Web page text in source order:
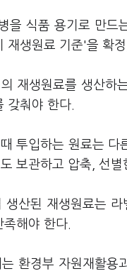
을 식품 용기로 만드
재생원료 기준'을 확
재생원료를 생산하
갖춰야 한다.
투입하는 원료는 다
보관하고 압축, 선
생산된 재생원료는
해야 한다.
환경부 자원재활용